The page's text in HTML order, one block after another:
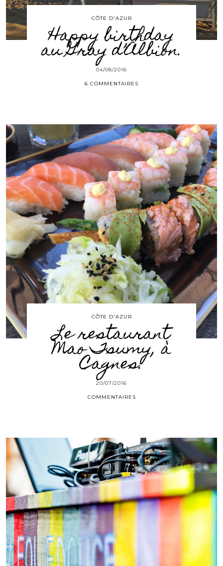
CÔTE D'AZUR
Happy birthday
au Gray d’Albion.
04/08/2016
6 COMMENTAIRES
CÔTE D'AZUR
Le restaurant
Mao Tsumy, à
Cagnes.
20/07/2016
COMMENTAIRES